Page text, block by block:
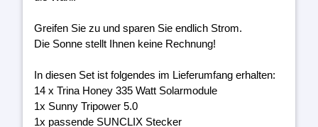
Greifen Sie zu und sparen Sie endlich Strom.
Die Sonne stellt Ihnen keine Rechnung!
In diesen Set ist folgendes im Lieferumfang erhalten:
14 x Trina Honey 335 Watt Solarmodule
1x Sunny Tripower 5.0
1x passende SUNCLIX Stecker